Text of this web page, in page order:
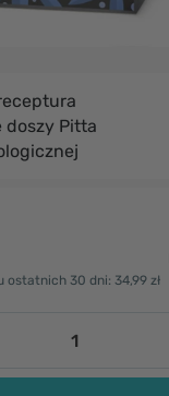
doszy Pitta
ostatnich 30 dni: 34,99 zł